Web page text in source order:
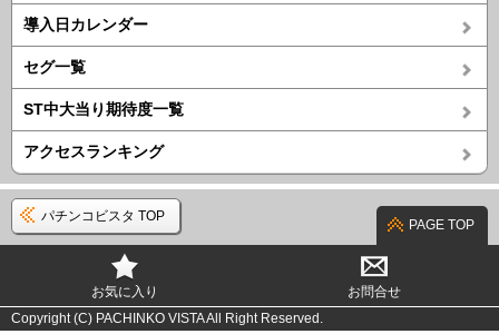
導入日カレンダー
セグ一覧
ST中大当り期待度一覧
アクセスランキング
パチンコビスタ TOP
PAGE TOP
お気に入り
お問合せ
Copyright (C) PACHINKO VISTA All Right Reserved.